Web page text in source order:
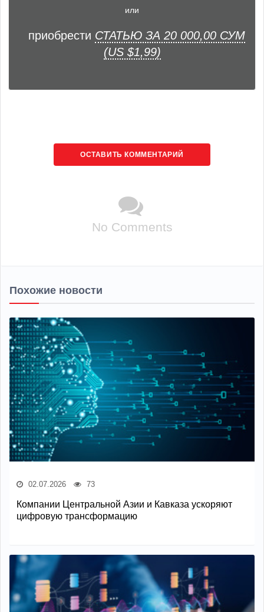
или
приобрести СТАТЬЮ ЗА 20 000,00 СУМ
(US $1,99)
ОСТАВИТЬ КОММЕНТАРИЙ
No Comments
Похожие новости
02.07.2026 73
Компании Центральной Азии и Кавказа ускоряют
цифровую трансформацию